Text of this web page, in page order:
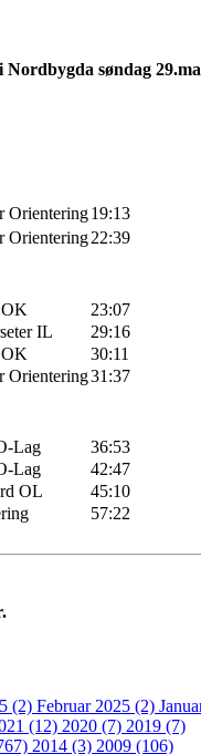
søndag
Orientering19:13
Orientering22:39
23:07
IL
29:16
30:11
Orientering31:37
Lag
36:53
Lag
42:47
OL
45:10
57:22
(2) Februar 2025 (2)
(12) 2020 (7) 2019 (7)
2014 (3) 2009 (106)